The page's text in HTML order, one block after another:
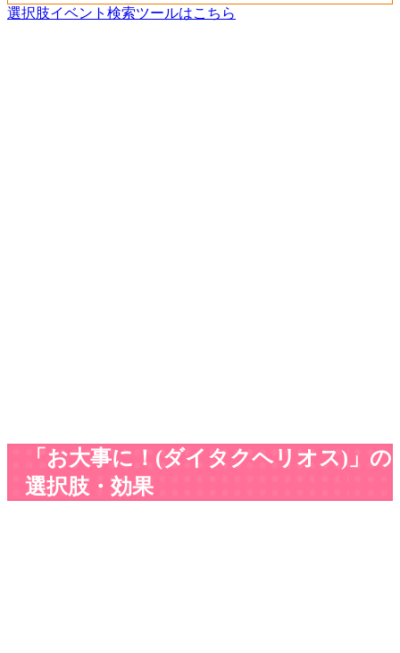
選択肢イベント検索ツールはこちら
「お大事に！(ダイタクヘリオス)」の
選択肢・効果